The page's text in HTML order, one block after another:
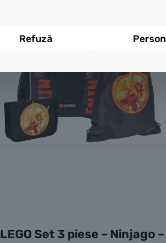
LEGO Set 3 piese – Ninjago –
Refuză